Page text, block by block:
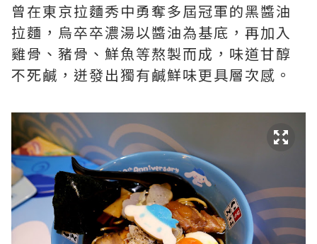
曾在東京拉麵秀中勇奪多屆冠軍的黑醬油
拉麵，烏卒卒濃湯以醬油為基底，再加入
雞骨、豬骨、鮮魚等熬製而成，味道甘醇
不死鹹，迸發出獨有鹹鮮味更具層次感。